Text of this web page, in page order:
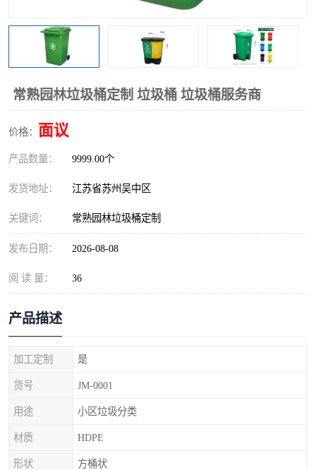
常熟园林垃圾桶定制 垃圾桶 垃圾桶服务商
价格： 面议
产品数量： 9999.00个
发货地址： 江苏省苏州吴中区
关键词： 常熟园林垃圾桶定制
发布日期： 2026-08-08
阅 读 量： 36
产品描述
加工定制 是
货号 JM-0001
用途 小区垃圾分类
材质 HDPE
形状 方桶状